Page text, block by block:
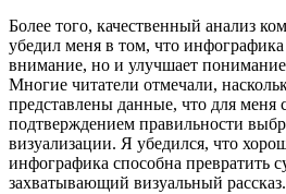
Более того, качественный анализ
убедил меня в том, что инфографика
внимание, но и улучшает
Многие читатели отмечали,
представлены данные, что для меня
подтверждением правильности
визуализации. Я убедился, что
инфографика способна превратить
захватывающий визуальный рассказ.